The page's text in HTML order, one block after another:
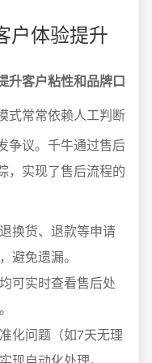
户体验提升
升客户粘性和品牌口
式常常依赖人工判断
争议。千牛通过售后
，实现了售后流程的
换货、退款等申请
避免遗漏。
可实时查看售后处
化问题（如7天无理